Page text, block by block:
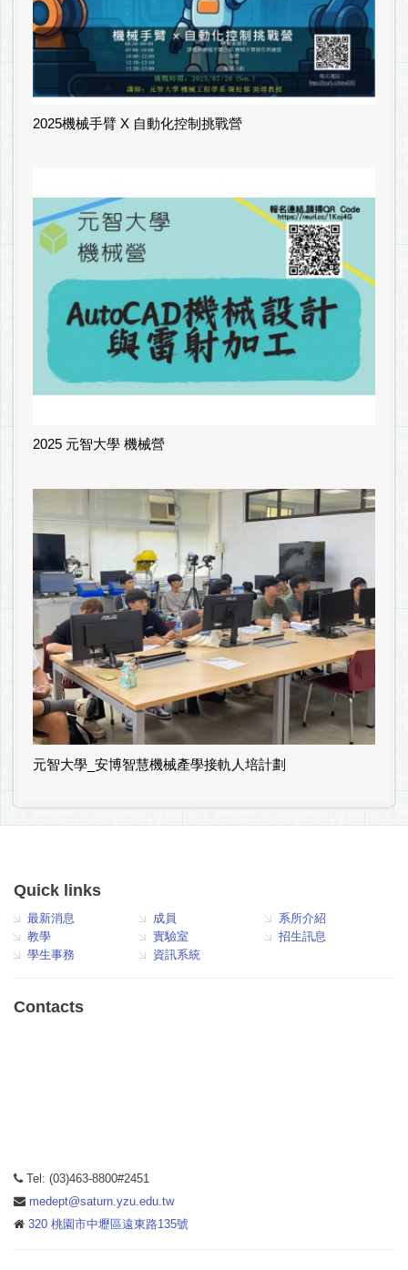
2025機械手臂 X 自動化控制挑戰營
2025 元智大學 機械營
元智大學_安博智慧機械產學接軌人培計劃
Quick links
最新消息 成員
系所介紹
教學
實驗室
招生訊息
學生事務
資訊系統
Contacts
Tel: (03)463-8800#2451
medept@saturn.yzu.edu.tw
320 桃園市中壢區遠東路135號